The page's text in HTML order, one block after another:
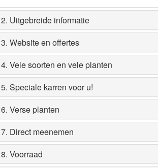
2. Uitgebreide informatie
3. Website en offertes
4. Vele soorten en vele planten
5. Speciale karren voor u!
6. Verse planten
7. Direct meenemen
8. Voorraad